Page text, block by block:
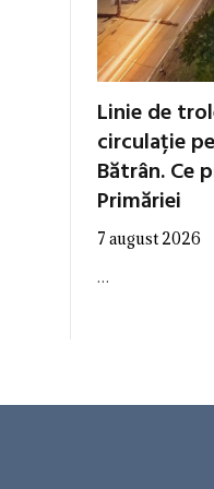
Linie de
circulație
Bătrân. Ce
Primăriei
7 august 2026
…